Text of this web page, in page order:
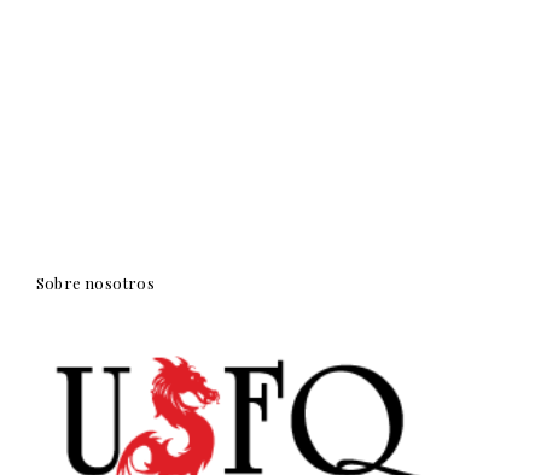
Sobre nosotros